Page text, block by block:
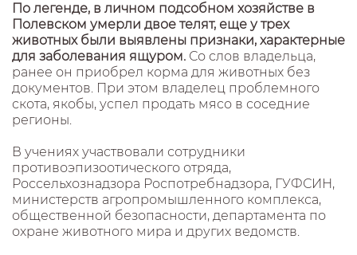
По легенде, в личном подсобном хозяйстве в
Полевском умерли двое телят, еще у трех
животных были выявлены признаки, характерные
для заболевания ящуром. Со слов владельца,
ранее он приобрел корма для животных без
документов. При этом владелец проблемного
скота, якобы, успел продать мясо в соседние
регионы.
В учениях участвовали сотрудники
противоэпизоотического отряда,
Россельхознадзора Роспотребнадзора, ГУФСИН,
министерств агропромышленного комплекса,
общественной безопасности, департамента по
охране животного мира и других ведомств.